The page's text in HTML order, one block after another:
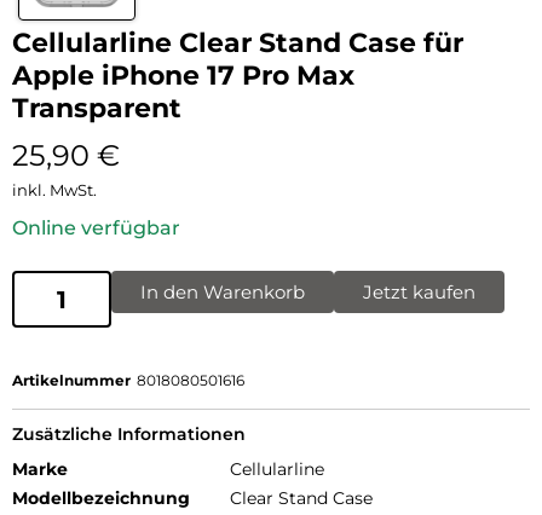
Cellularline Clear Stand Case für
Apple iPhone 17 Pro Max
Transparent
25,90 €
inkl. MwSt.
Online verfügbar
In den Warenkorb Jetzt kaufen
Artikelnummer 8018080501616
Zusätzliche Informationen
Marke
Cellularline
Modellbezeichnung
Clear Stand Case